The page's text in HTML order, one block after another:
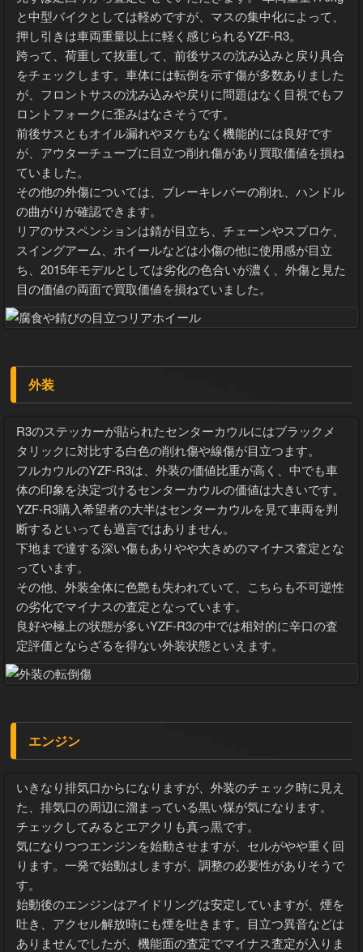
と中型バイクとしては軽めですが、マスの集中化によって、
押し引きは車両重量以上に軽く感じられるYZF-R3。
跨って、荷重して抜重して、前後サスの沈み込みと戻り具合
をチェックします。車体には転倒を示す傷が多数ありました
が、フロントサスの沈み込みや戻りに問題はなく目視でもフ
ロントフォークに歪みはなさそうです。
前後サスともオイル漏れやヌケもなく機能的には良好です
が、アウターチューブに目立つ削れ傷があり買取価値を損ね
ていました。
その他の外傷については、ブレーキレバーの削れ、ハンドル
の曲がりが確認できます。
リアのサスペンションは錆が目立ち、チェーンやスプロケ、
スイングアーム、ホイールなどは小傷の他に使用感が目立
ち、2015年モデルとしては劣化の色合いが濃く、外傷と見た
目の価値の両面で買取価値を損ねていました。
外装
R3のステッカーが貼られたセンターカウルにはブラックメ
タリックに対比する白色の削れ傷や線傷が目立つます。
フルカウルのYZF-R3は、外装の価値比重が高く、中でも車
体の印象を決定づけるセンターカウルの価値は大きいです。
YZF-R3購入希望者の大半はセンターカウルを見て車両を判
断するといっても過言ではありません。
下地まで達する深い傷もありやや大きめのマイナス査定とな
っています。
その他、外装全体に色艶も失われていて、こちらも不可逆性
の劣化でマイナスの査定となっています。
良好や極上の状態が多いYZF-R3の中では相対的に辛口の査
定評価とならざるを得ない外装状態といえます。
エンジン
いきなり排気口からになりますが、外装のチェック時に見え
た、排気口の周辺に溜まっている黒い煤が気になります。
チェックしてみるとエアクリも真っ黒です。
気になりつつエンジンを始動させますが、セルがやや重く回
ります。一発で始動はしますが、調整の必要性がありそうで
す。
始動後のエンジンはアイドリングは安定していますが、煙を
吐き、アクセル解放時にも煙を吐きます。目立つ異音などは
ありませんでしたが、機能面の査定でマイナス査定が入りま